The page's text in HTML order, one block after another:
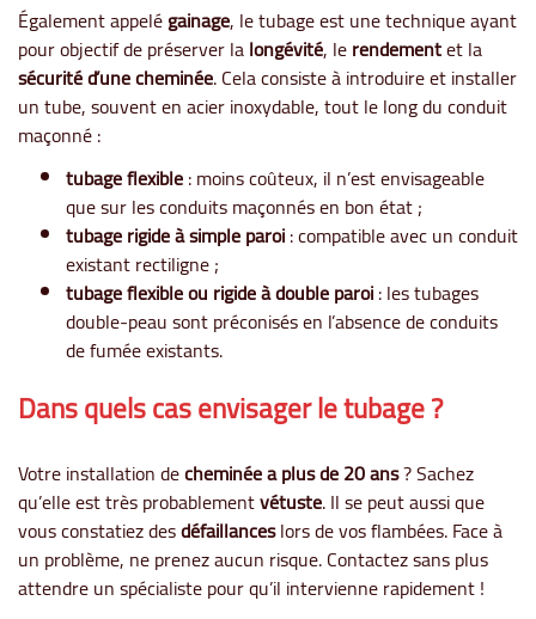
Également appelégainage, le tubage est une technique ayant
pour objectif de préserver lalongévité, lerendementet la
sécurité d’une cheminée. Cela consiste à introduire et installer
un tube, souvent en acier inoxydable, tout le long du conduit
maçonné :
tubage flexible: moins coûteux, il n’est envisageable
que sur les conduits maçonnés en bon état ;
tubage rigide à simple paroi: compatible avec un conduit
existant rectiligne ;
tubage flexible ou rigide à double paroi: les tubages
double-peau sont préconisés en l’absence de conduits
de fumée existants.
Dans quels cas envisager le tubage ?
Votre installation decheminée a plus de 20 ans? Sachez
qu’elle est très probablementvétuste. Il se peut aussi que
vous constatiez desdéfaillanceslors de vos flambées. Face à
un problème, ne prenez aucun risque. Contactez sans plus
attendre un spécialiste pour qu’il intervienne rapidement !